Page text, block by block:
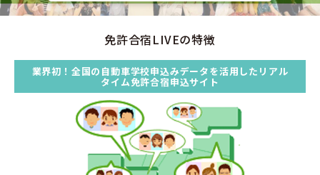
免許合宿LIVEの特徴
業界初！全国の自動車学校申込みデータを活用したリアル
タイム免許合宿申込サイト